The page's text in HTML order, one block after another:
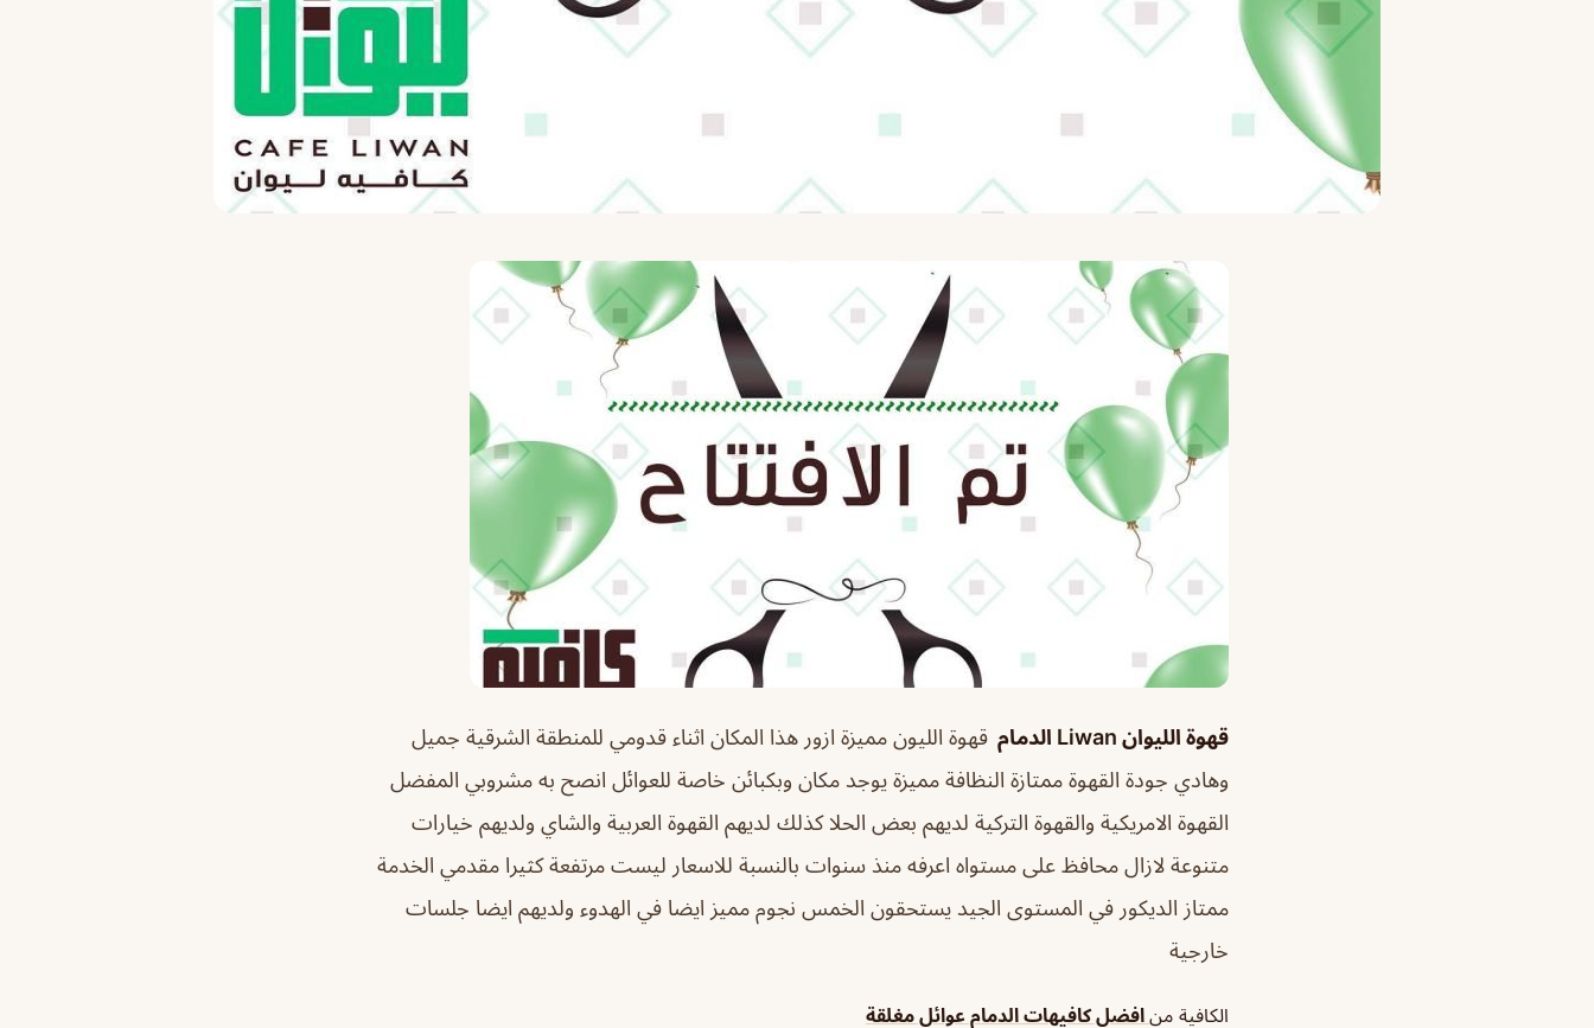
قهوة الليوان Liwan الدمام
قهوة الليون مميزة ازور هذا المكان اثناء قدومي للمنطقة الشرقية جميل
وهادي جودة القهوة ممتازة النظافة مميزة يوجد مكان وبكبائن خاصة للعوائل انصح به مشروبي المفضل
القهوة الامريكية والقهوة التركية لديهم بعض الحلا كذلك لديهم القهوة العربية والشاي ولديهم خيارات
متنوعة لازال محافظ على مستواه اعرفه منذ سنوات بالنسبة للاسعار ليست مرتفعة كثيرا مقدمي الخدمة
ممتاز الديكور في المستوى الجيد يستحقون الخمس نجوم مميز ايضا في الهدوء ولديهم ايضا جلسات
خارجية
الكافية من افضل كافيهات الدمام عوائل مغلقة